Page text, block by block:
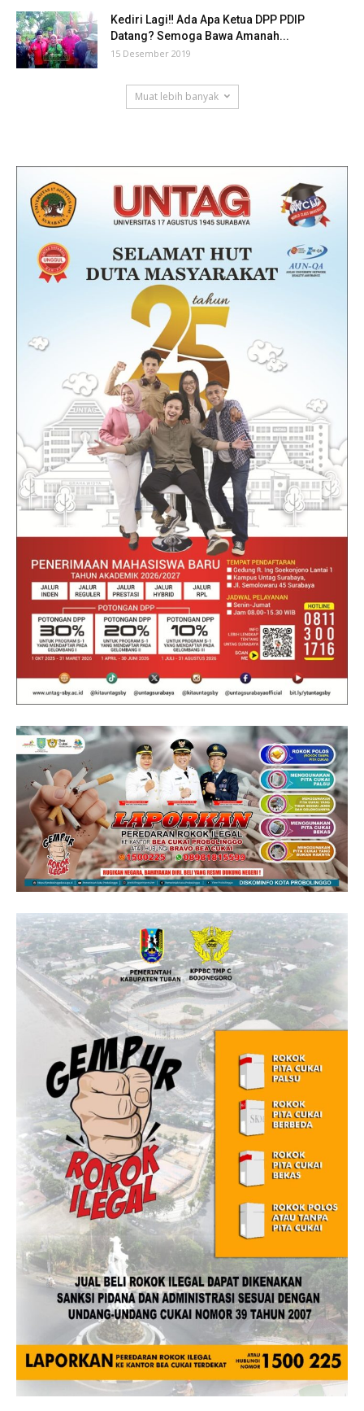
Kediri Lagi‼ Ada Apa Ketua DPP PDIP
Datang? Semoga Bawa Amanah...
15 Desember 2019
Muat lebih banyak